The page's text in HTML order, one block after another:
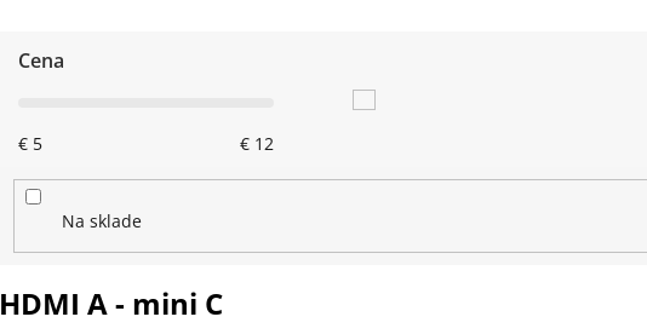
HDMI A - mini C
Cena
€ 5 € 12
Na sklade